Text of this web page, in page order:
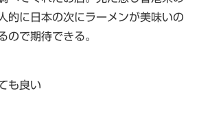
的に日本の次にラーメンが美味いの
ので期待できる。
も良い